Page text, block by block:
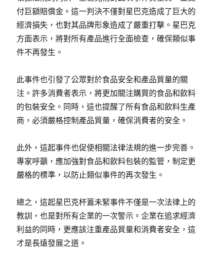
付巨額賠償金。這一判決不僅對星巴克造成了巨大的
經濟損失，也對其品牌形象造成了嚴重打擊。星巴克
方面表示，將對所有產品進行全面檢查，確保類似事
件不再發生。
此事件也引發了公眾對於食品安全和產品質量的關
注。許多消費者表示，將更加關注購買的食品和飲料
的包裝安全。同時，這也提醒了所有食品和飲料生產
商，必須嚴格控制產品質量，確保消費者的安全。
此外，這起事件也促使相關法律法規的進一步完善。
專家呼籲，應加強對食品和飲料包裝的監管，制定更
嚴格的標準，以防止類似事件的再次發生。
總之，這起星巴克杯蓋未緊事件不僅是一次法律上的
教訓，也是對所有企業的一次警示。企業在追求經濟
利益的同時，更應該注重產品質量和消費者安全，這
才是長遠發展之道。